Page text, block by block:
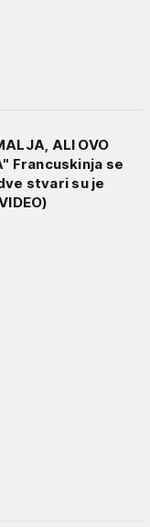
ALI OVO
Francuskinja se
stvari su je